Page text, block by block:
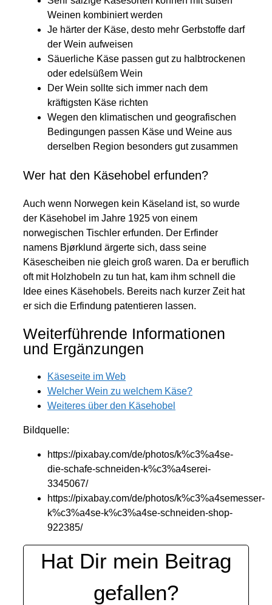
Weinen kombiniert werden
Je härter der Käse, desto mehr Gerbstoffe darf
der Wein aufweisen
Säuerliche Käse passen gut zu halbtrockenen
oder edelsüßem Wein
Der Wein sollte sich immer nach dem
kräftigsten Käse richten
Wegen den klimatischen und geografischen
Bedingungen passen Käse und Weine aus
derselben Region besonders gut zusammen
Wer hat den Käsehobel erfunden?
Auch wenn Norwegen kein Käseland ist, so wurde
der Käsehobel im Jahre 1925 von einem
norwegischen Tischler erfunden. Der Erfinder
namens Bjørklund ärgerte sich, dass seine
Käsescheiben nie gleich groß waren. Da er beruflich
oft mit Holzhobeln zu tun hat, kam ihm schnell die
Idee eines Käsehobels. Bereits nach kurzer Zeit hat
er sich die Erfindung patentieren lassen.
Weiterführende Informationen
und Ergänzungen
Käseseite im Web
Welcher Wein zu welchem Käse?
Weiteres über den Käsehobel
Bildquelle:
https://pixabay.com/de/photos/k%c3%a4se-
die-schafe-schneiden-k%c3%a4serei-
3345067/
https://pixabay.com/de/photos/k%c3%a4semesser-
k%c3%a4se-k%c3%a4se-schneiden-shop-
922385/
Hat Dir mein Beitrag
gefallen?